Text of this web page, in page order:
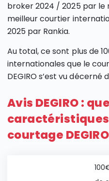
broker 2024 / 2025 par le
meilleur courtier
2025 par Rankia.
Au total, ce sont plus de
internationales que le
DEGIRO s’est vu décerné
Avis DEGIRO :
caractéristiques
courtage